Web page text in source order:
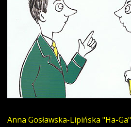
Anna Gosławska-Lipińska "Ha-Ga"